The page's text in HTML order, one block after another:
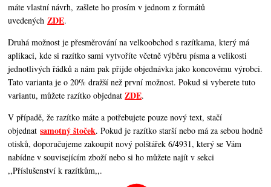
máte vlastní návrh, zašlete ho prosím v jednom z formátů
uvedenýchZDE.
Druhá možnost je přesměrování na velkoobchod s razítkama, který má
aplikaci, kde si razítko sami vytvoříte včetně výběru písma a velikosti
jednotlivých řádků a nám pak přijde objednávka jako koncovému výrobci.
Tato varianta je o 20% dražší než první možnost. Pokud si vyberete tuto
variantu, můžete razítko objednatZDE.
V případě, že razítko máte a potřebujete pouze nový text, stačí
objednatsamotný štoček. Pokud je razítko starší nebo má za sebou hodně
otisků, doporučujeme zakoupit nový polštářek 6/4931, který se Vám
nabídne v souvisejícím zboží nebo si ho můžete najít v sekci
,,Příslušenství k razítkům,,.